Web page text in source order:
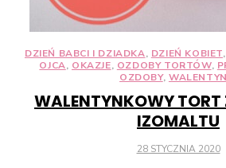
DZIEŃ BABCI I DZIADKA, DZIEŃ KOBIET,
OJCA, OKAZJE, OZDOBY TORTÓW,
OZDOBY,
WALENTYNKOWY TORT
IZOMALTU
POSTED
28 STYCZNIA 2020